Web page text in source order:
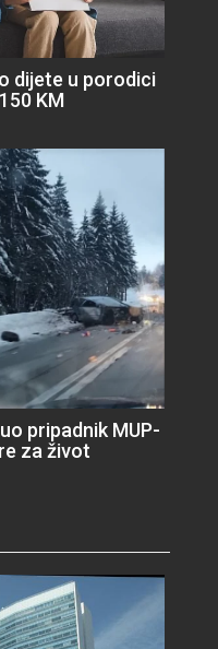
dijete u porodici
KM
pripadnik MUP-
za život